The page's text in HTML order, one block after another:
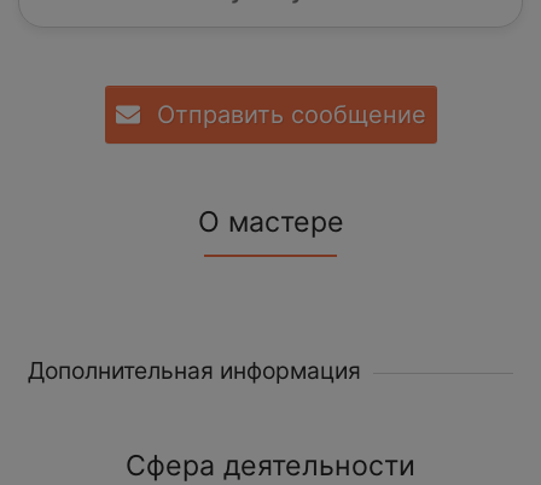
Отправить сообщение
О мастере
Дополнительная информация
Сфера деятельности